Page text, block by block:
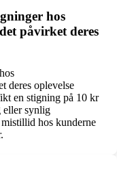
hos
påvirket deres
deres oplevelse
en stigning på 10 kr
eller synlig
hos kunderne